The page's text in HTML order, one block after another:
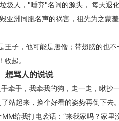
圾人，"唾弃"名词的源头， 每天退
亚洲同胞名声的祸害，祖先为之蒙
王子，他可能是唐僧；带翅膀的也
收起。
想骂人的说说
手牵手，我牵我的狗，走一走，瞅抄
了站起来，换个好看的姿势再倒下
MM给我打电袭话：“来我家吗？家